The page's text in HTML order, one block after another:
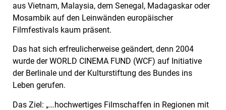
aus Vietnam, Malaysia, dem Senegal, Madagaskar oder
Mosambik auf den Leinwänden europäischer
Filmfestivals kaum präsent.
Das hat sich erfreulicherweise geändert, denn 2004
wurde der WORLD CINEMA FUND (WCF) auf Initiative
der Berlinale und der Kulturstiftung des Bundes ins
Leben gerufen.
Das Ziel: „…hochwertiges Filmschaffen in Regionen mit